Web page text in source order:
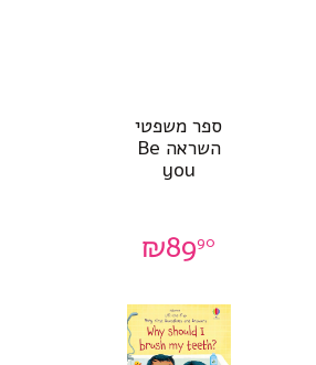
ספר משפטי
השראה Be
you
₪8990